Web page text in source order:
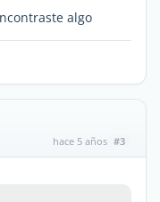
algo
hace 5 años #3